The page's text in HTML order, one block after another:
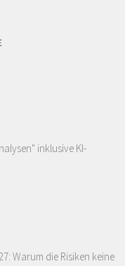
" inklusive KI-
Warum die Risiken keine